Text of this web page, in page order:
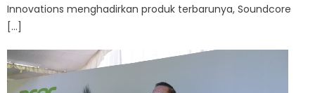
Innovations menghadirkan produk terbarunya, Soundcore
[…]